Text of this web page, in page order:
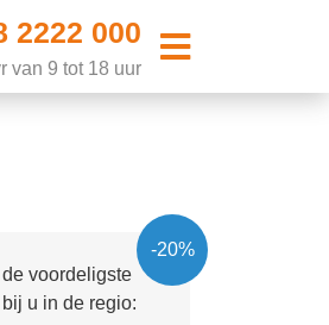
2222 000
van 9 tot 18 uur
-20%
voordeligste
u in de regio: